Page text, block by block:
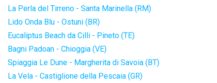
La Perla del Tirreno - Santa Marinella (RM)
Lido Onda Blu - Ostuni (BR)
Eucaliptus Beach da Cilli - Pineto (TE)
Bagni Padoan - Chioggia (VE)
Spiaggia Le Dune - Margherita di Savoia (BT)
La Vela - Castiglione della Pescaia (GR)